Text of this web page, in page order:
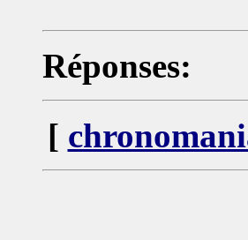
Réponses:
[